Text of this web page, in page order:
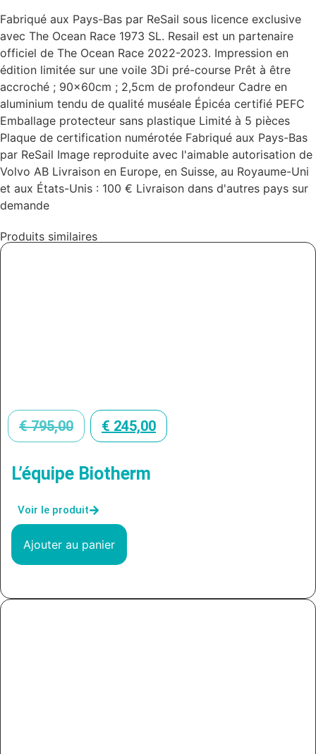
Fabriqué aux Pays-Bas par ReSail sous licence exclusive
avec The Ocean Race 1973 SL. Resail est un partenaire
officiel de The Ocean Race 2022-2023. Impression en
édition limitée sur une voile 3Di pré-course Prêt à être
accroché ; 90x60cm ; 2,5cm de profondeur Cadre en
aluminium tendu de qualité muséale Épicéa certifié PEFC
Emballage protecteur sans plastique Limité à 5 pièces
Plaque de certification numérotée Fabriqué aux Pays-Bas
par ReSail Image reproduite avec l'aimable autorisation de
Volvo AB Livraison en Europe, en Suisse, au Royaume-Uni
et aux États-Unis : 100 € Livraison dans d'autres pays sur
demande
Produits similaires
€795,00 € 245,00
L’équipe Biotherm
Voir le produit
Ajouter au panier